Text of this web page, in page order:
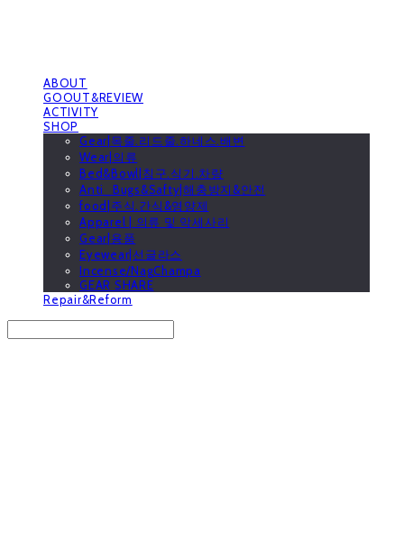
ABOUT
GOOUT&REVIEW
ACTIVITY
SHOP
Gear|목줄.리드줄.하네스.배변
Wear|의류
Bed&Bowl|침구.식기.차량
Anti_Bugs&Safty|해충방지&안전
food|주식.간식&영양제
Apparel | 의류 및 악세사리
Gear|용품
Eyewear|선글라스
Incense/NagChampa
GEAR SHARE
Repair&Reform